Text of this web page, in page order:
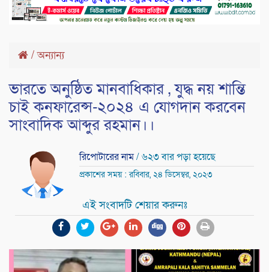
/অন্যান্য
ভারতে অনুষ্ঠিত মানবাধিকার , যুদ্ধ নয় শান্তি
চাই কনফারেন্স-২০২৪ এ যোগদান করবেন
সাংবাদিক আব্দুর রহমান।।
রিপোটারের নাম/ ৬২৩ বার পড়া হয়েছে
প্রকাশের সময় : রবিবার, ২৪ ডিসেম্বর, ২০২৩
এই সংবাদটি শেয়ার করুনঃ